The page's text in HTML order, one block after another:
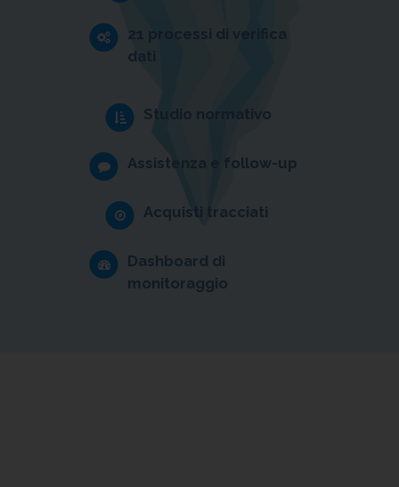
21 processi di verifica
dati
Studio normativo
Assistenza e follow-up
Acquisti tracciati
Dashboard di
monitoraggio